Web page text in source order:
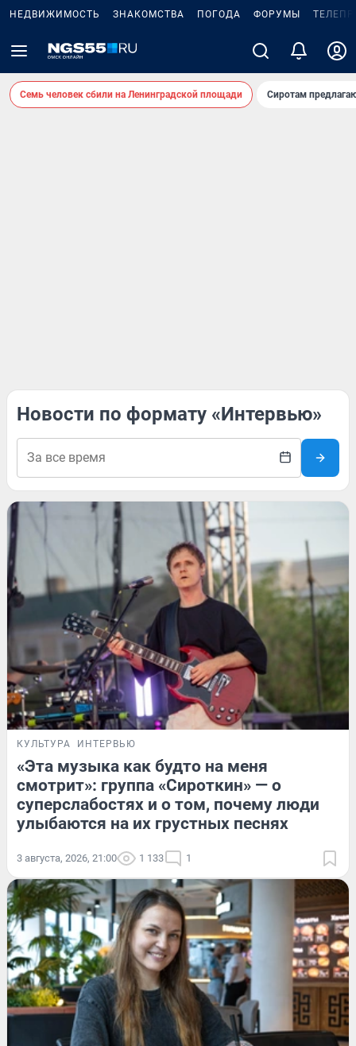
НЕДВИЖИМОСТЬ ЗНАКОМСТВА ПОГОДА ФОРУМЫ
Семь человек сбили на Ленинградской площади Сиротам
Новости по формату «Интервью»
КУЛЬТУРА ИНТЕРВЬЮ
«Эта музыка как будто на меня
смотрит»: группа «Сироткин» — о
суперслабостях и о том, почему люди
улыбаются на их грустных песнях
3 августа, 2026, 21:00 1 133 1